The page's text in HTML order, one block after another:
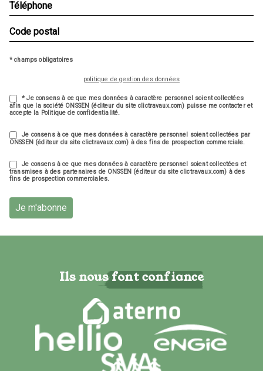
* champs obligatoires
politique de gestion des données
* Je consens à ce que mes données à caractère personnel soient collectées
afin que la société ONSSEN (éditeur du site clictravaux.com) puisse me contacter et
accepte la Politique de confidentialité.
Je consens à ce que mes données à caractère personnel soient collectées par
ONSSEN (éditeur du site clictravaux.com) à des fins de prospection commerciale.
Je consens à ce que mes données à caractère personnel soient collectées et
transmises à des partenaires de ONSSEN (éditeur du site clictravaux.com) à des
fins de prospection commerciales.
Je m'abonne
Ils nous font confiance